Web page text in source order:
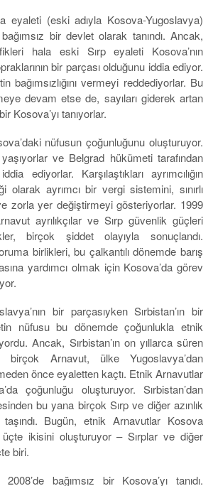
eyaleti (eski adıyla Kosova-Yugoslavya)
bir devlet olarak tanındı. Ancak,
hala eski Sırp eyaleti Kosova’nın
bir parçası olduğunu iddia ediyor.
bağımsızlığını vermeyi reddediyorlar. Bu
devam etse de, sayıları giderek artan
Kosova’yı tanıyorlar.
nüfusun çoğunluğunu oluşturuyor.
yaşıyorlar ve Belgrad hükümeti tarafından
ediyorlar. Karşılaştıkları ayrımcılığın
olarak ayrımcı bir vergi sistemini, sınırlı
zorla yer değiştirmeyi gösteriyorlar. 1999
ayrılıkçılar ve Sırp güvenlik güçleri
birçok şiddet olayıyla sonuçlandı.
birlikleri, bu çalkantılı dönemde barış
yardımcı olmak için Kosova’da görev
bir parçasıyken Sırbistan’ın bir
nüfusu bu dönemde çoğunlukla etnik
Ancak, Sırbistan’ın on yıllarca süren
birçok Arnavut, ülke Yugoslavya’dan
önce eyaletten kaçtı. Etnik Arnavutlar
çoğunluğu oluşturuyor. Sırbistan’dan
bu yana birçok Sırp ve diğer azınlık
Bugün, etnik Arnavutlar Kosova
üçte ikisini oluşturuyor – Sırplar ve diğer
biri.
bağımsız bir Kosova’yı tanıdı.